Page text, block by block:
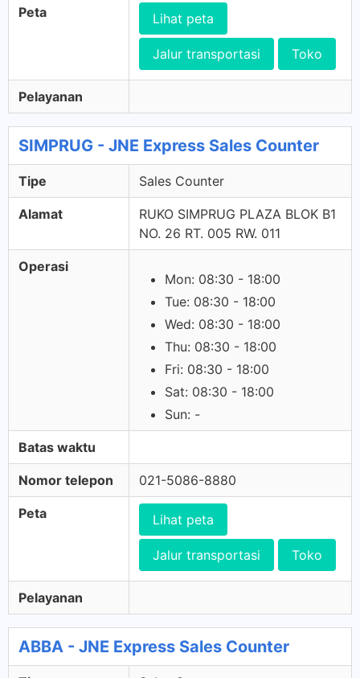
Peta Lihat peta
Jalur transportasi Toko
Pelayanan
SIMPRUG - JNE Express Sales Counter
Tipe Sales Counter
Alamat
RUKO SIMPRUG PLAZA BLOK B1
NO. 26 RT. 005 RW. 011
Operasi
Mon: 08:30 - 18:00
Tue: 08:30 - 18:00
Wed: 08:30 - 18:00
Thu: 08:30 - 18:00
Fri: 08:30 - 18:00
Sat: 08:30 - 18:00
Sun: -
Batas waktu
Nomor telepon 021-5086-8880
Peta Lihat peta
Jalur transportasi Toko
Pelayanan
ABBA - JNE Express Sales Counter